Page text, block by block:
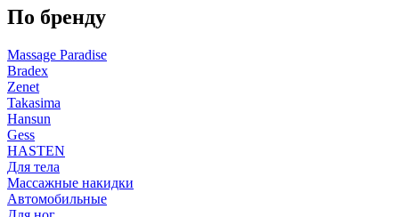
По бренду
Massage Paradise
Bradex
Zenet
Takasima
Hansun
Gess
HASTEN
Для тела
Массажные накидки
Автомобильные